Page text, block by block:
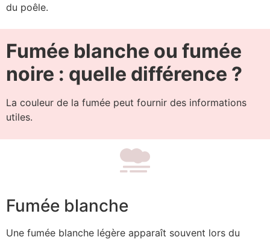
du poêle.
Fumée blanche ou fumée
noire : quelle différence ?
La couleur de la fumée peut fournir des informations
utiles.
Fumée blanche
Une fumée blanche légère apparaît souvent lors du